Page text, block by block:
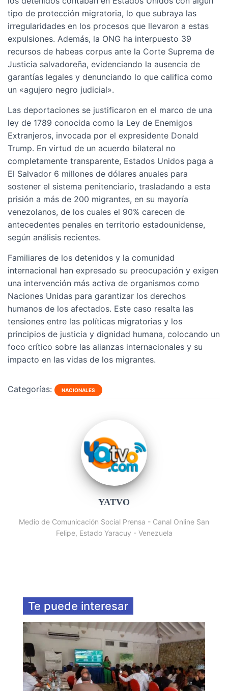
tipo de protección migratoria, lo que subraya las
irregularidades en los procesos que llevaron a estas
expulsiones. Además, la ONG ha interpuesto 39
recursos de habeas corpus ante la Corte Suprema de
Justicia salvadoreña, evidenciando la ausencia de
garantías legales y denunciando lo que califica como
un «agujero negro judicial».
Las deportaciones se justificaron en el marco de una
ley de 1789 conocida como la Ley de Enemigos
Extranjeros, invocada por el expresidente Donald
Trump. En virtud de un acuerdo bilateral no
completamente transparente, Estados Unidos paga a
El Salvador 6 millones de dólares anuales para
sostener el sistema penitenciario, trasladando a esta
prisión a más de 200 migrantes, en su mayoría
venezolanos, de los cuales el 90% carecen de
antecedentes penales en territorio estadounidense,
según análisis recientes.
Familiares de los detenidos y la comunidad
internacional han expresado su preocupación y exigen
una intervención más activa de organismos como
Naciones Unidas para garantizar los derechos
humanos de los afectados. Este caso resalta las
tensiones entre las políticas migratorias y los
principios de justicia y dignidad humana, colocando un
foco crítico sobre las alianzas internacionales y su
impacto en las vidas de los migrantes.
Categorías: NACIONALES
YATVO
Medio de Comunicación Social Prensa - Canal Online San
Felipe, Estado Yaracuy - Venezuela
Te puede interesar